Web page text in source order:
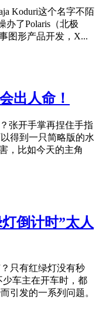
Koduri这个名字不陌
办了Polaris（北极
图形产品开发，X...
出人命！
张开手掌再捏住手指
得到一只简略版的水
，比如今天的主角
倒计时”太人
只有红绿灯没有秒
车主在开车时，都
引发的一系列问题。